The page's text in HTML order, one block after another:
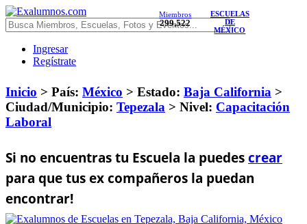
Miembros
299,522
ESCUELAS
DE
MÉXICO
Ingresar
Regístrate
Inicio > País: México > Estado: Baja California >
Ciudad/Municipio: Tepezala > Nivel: Capacitación
Laboral
Si no encuentras tu Escuela la puedescrear
para que tus ex compañeros la puedan
encontrar!